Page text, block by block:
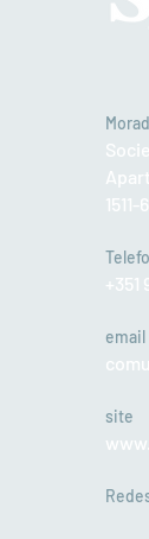
+351
email
site